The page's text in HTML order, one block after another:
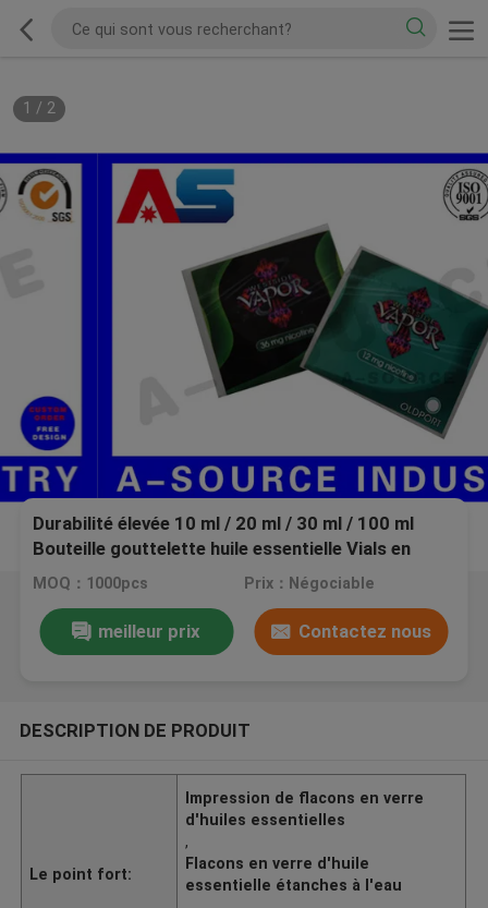
1 / 2
Durabilité élevée 10 ml / 20 ml / 30 ml / 100 ml
Bouteille gouttelette huile essentielle Vials en
verre
MOQ：1000pcs Prix：Négociable
meilleur prix Contactez nous
DESCRIPTION DE PRODUIT
Le point fort:
Impression de flacons en verre
d'huiles essentielles
,
Flacons en verre d'huile
essentielle étanches à l'eau